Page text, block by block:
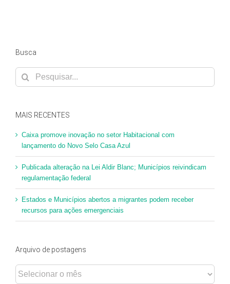
Busca
Buscar
resultados
MAIS RECENTES
Caixa promove inovação no setor Habitacional com
lançamento do Novo Selo Casa Azul
Publicada alteração na Lei Aldir Blanc; Municípios reivindicam
regulamentação federal
Estados e Municípios abertos a migrantes podem receber
recursos para ações emergenciais
Arquivo de postagens
Arquivo